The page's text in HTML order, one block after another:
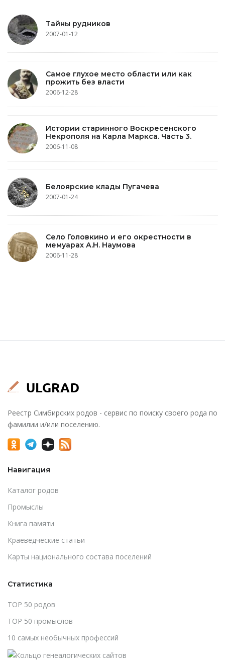
Тайны рудников
2007-01-12
Самое глухое место области или как
прожить без власти
2006-12-28
Истории старинного Воскресенского
Некрополя на Карла Маркса. Часть 3.
2006-11-08
Белоярские клады Пугачева
2007-01-24
Село Головкино и его окрестности в
мемуарах А.Н. Наумова
2006-11-28
Реестр Симбирских родов - сервис по поиску своего рода по
фамилии и/или поселению.
Навигация
Каталог родов
Промыслы
Книга памяти
Краеведческие статьи
Карты национального состава поселений
Статистика
TOP 50 родов
TOP 50 промыслов
10 самых необычных профессий